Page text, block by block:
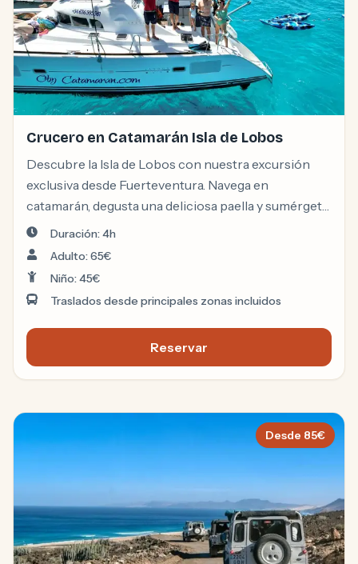
Crucero en Catamarán Isla de Lobos
Descubre la Isla de Lobos con nuestra excursión
exclusiva desde Fuerteventura. Navega en
catamarán, degusta una deliciosa paella y sumérgete
en actividades acuáticas. Fotos subacuáticas de
cortesía y atención VIP garantizada.
Duración: 4h
Adulto: 65€
Niño: 45€
Traslados desde principales zonas incluidos
Reservar
Lobos Island
Desde 85€